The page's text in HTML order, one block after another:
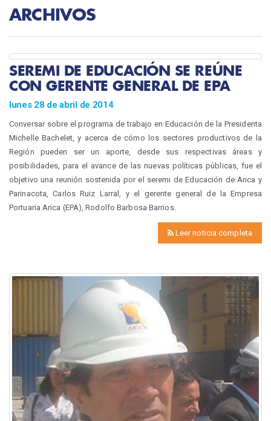
ARCHIVOS
SEREMI DE EDUCACIÓN SE REÚNE
CON GERENTE GENERAL DE EPA
lunes 28 de abril de 2014
Conversar sobre el programa de trabajo en Educación de la Presidenta
Michelle Bachelet, y acerca de cómo los sectores productivos de la
Región pueden ser un aporte, desde sus respectivas áreas y
posibilidades, para el avance de las nuevas políticas públicas, fue el
objetivo una reunión sostenida por el seremi de Educación de Arica y
Parinacota, Carlos Ruiz Larral, y el gerente general de la Empresa
Portuaria Arica (EPA), Rodolfo Barbosa Barrios.
Leer noticia completa